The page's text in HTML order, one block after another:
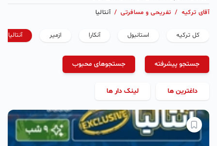
آقای ترکیه / تفریحی و مسافرتی / آنتالیا
کل ترکیه استانبول آنکارا ازمیر آنتالیا
جستجو پیشرفته جستجوهای محبوب
داغترین ها لینک دار ها